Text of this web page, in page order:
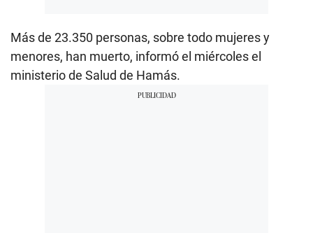
Más de 23.350 personas, sobre todo mujeres y
menores, han muerto, informó el miércoles el
ministerio de Salud de Hamás.